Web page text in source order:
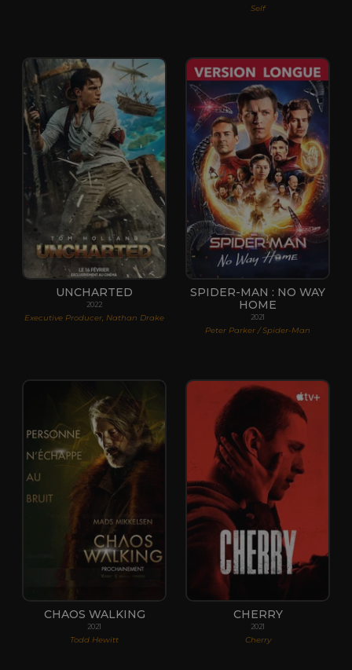
Self
UNCHARTED
2022
Executive Producer, Nathan Drake
SPIDER-MAN : NO WAY
HOME
2021
Peter Parker / Spider-Man
CHAOS WALKING
2021
Todd Hewitt
CHERRY
2021
Cherry